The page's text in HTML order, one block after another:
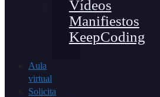
Vídeos
Manifiestos
KeepCoding
Aula
virtual
Solicita